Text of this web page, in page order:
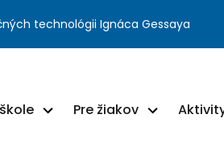
technológii Ignáca Gessaya
Pre žiakov